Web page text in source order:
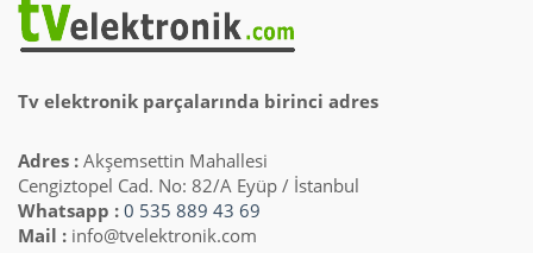
Tv elektronik parçalarında birinci adres
Adres : Akşemsettin Mahallesi
Cengiztopel Cad. No: 82/A Eyüp / İstanbul
Whatsapp : 0 535 889 43 69
Mail : info@tvelektronik.com